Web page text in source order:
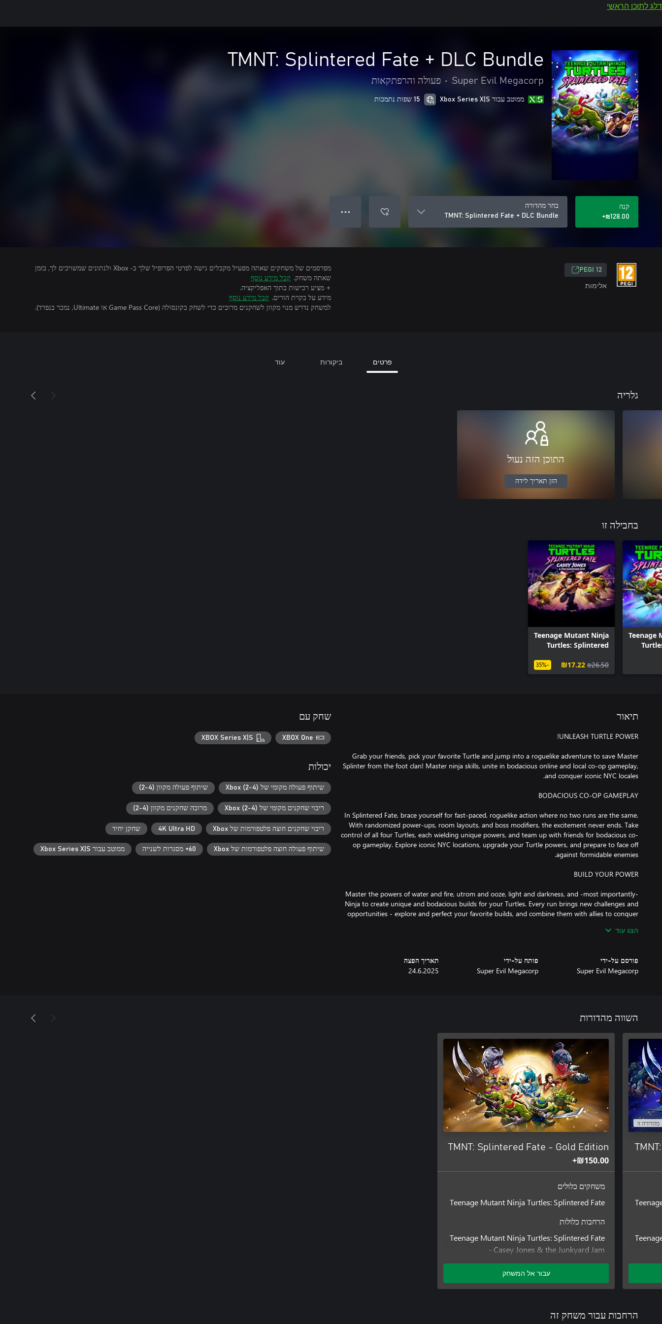
דלג לתוכן הראשי
TMNT: Splintered Fate + DLC Bundle
Super Evil Megacorp
• פעולה והרפתקאות
ממוטב עבור Xbox Series X|S 15 שפות נתמכות
קנה
‪₪‎128.00‬+
בחר מהדורה
TMNT: Splintered Fate + DLC Bundle
● ● ●
‎PEGI 12‎
אלימות
מפרסמים של משחקים שאתה מפעיל מקבלים גישה לפרטי הפרופיל שלך ב- Xbox ולנתונים שמשויכים לך, בזמן
שאתה משחק. קבל מידע נוסף
+ מציע רכישות בתוך האפליקציה.
מידע על בקרת הורים. קבל מידע נוסף
למשחק נדרש מנוי מקוון לשחקנים מרובים כדי לשחק בקונסולה (Game Pass Core או Ultimate, נמכר בנפרד).
פרטים ביקורות עוד
גלריה
התוכן הזה נעול
הזן תאריך לידה
בחבילה זו
Teenage
Teenage Mutant Ninja
Turtles: Splintered
the Junkyard Jam
‪₪‎26.50‬
‪₪‎17.22‬
-35%
תיאור
Grab your friends, pick your favorite Turtle and jump into a roguelike adventure to save Master
Splinter from the foot clan! Master ninja skills, unite in bodacious online and local co-op gameplay,
In Splintered Fate, brace yourself for fast-paced, roguelike action where no two runs are the same.
With randomized power-ups, room layouts, and boss modifiers, the excitement never ends. Take
control of all four Turtles, each wielding unique powers, and team up with friends for bodacious co-
op gameplay. Explore iconic NYC locations, upgrade your Turtle powers, and prepare to face off
Master the powers of water and fire, utrom and ooze, light and darkness, and -most importantly-
Ninja to create unique and bodacious builds for your Turtles. Every run brings new challenges and
opportunities - explore and perfect your favorite builds, and combine them with allies to conquer
When Splinter is kidnapped by Shredder, mysterious portals simultaneously appear across NYC.
With April and Metalhead analyzing recovered artifacts for clues, the Turtles battle to recover their
keep you engaged in the FIGHT, ADAPT, REPEAT portal loop. Be ready to restore peace to the city!
הצג עוד
פורסם על-ידי
Super Evil Megacorp
פותח על-ידי
Super Evil Megacorp
תאריך הפצה
24.6.2025
שחק עם
XBOX One
XBOX Series X|S
יכולות
שיתוף פעולה מקומי של Xbox (2-4) שיתוף פעולה מקוון (2-4)
ריבוי שחקנים מקומי של Xbox (2-4) מרובה שחקנים מקוון (2-4)
ריבוי שחקנים חוצה פלטפורמות של Xbox 4K Ultra HD שחקן יחיד
שיתוף פעולה חוצה פלטפורמות של Xbox 60+ מסגרות לשנייה ממוטב עבור Xbox Series X|S
השווה מהדורות
מהדורה זו
TMNT: Splintered Fate - Gold Edition
‪₪‎150.00‬+
משחקים כלולים
Teenage Mutant Ninja Turtles: Splintered Fate
הרחבות כלולות
Teenage Mutant Ninja Turtles: Splintered Fate
- Casey Jones & the Junkyard Jam
Teenage Mutant Ninja Turtles: Splintered Fate
- Metalhead Character DLC
Teenage Mutant Ninja Turtles: Splintered Fate
עבור אל המשחק
הרחבות עבור משחק זה